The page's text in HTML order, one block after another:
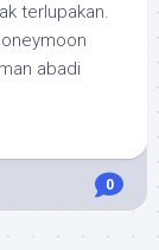
terlupakan.
abadi
0